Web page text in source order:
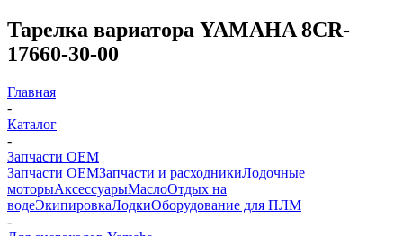
Тарелка вариатора YAMAHA 8CR-
17660-30-00
Главная
-
Каталог
-
Запчасти OEM
Запчасти OEMЗапчасти и расходникиЛодочные
моторыАксессуарыМаслоОтдых на
водеЭкипировкаЛодкиОборудование для ПЛМ
-